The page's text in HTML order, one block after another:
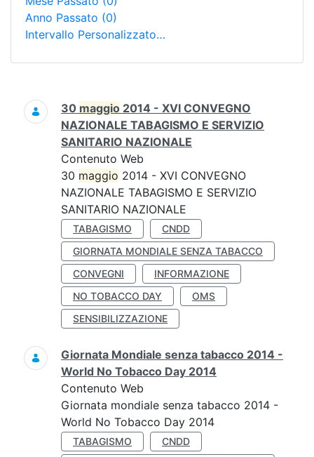
Anno Passato (0)
Intervallo Personalizzato…
Ricerca
30 maggio 2014 - XVI CONVEGNO
NAZIONALE TABAGISMO E SERVIZIO
SANITARIO NAZIONALE
Contenuto Web
30 maggio 2014 - XVI CONVEGNO
NAZIONALE TABAGISMO E SERVIZIO
SANITARIO NAZIONALE
TABAGISMO
CNDD
GIORNATA MONDIALE SENZA TABACCO
CONVEGNI
INFORMAZIONE
NO TOBACCO DAY
OMS
SENSIBILIZZAZIONE
Giornata Mondiale senza tabacco 2014 -
World No Tobacco Day 2014
Contenuto Web
Giornata mondiale senza tabacco 2014 -
World No Tobacco Day 2014
TABAGISMO
CNDD